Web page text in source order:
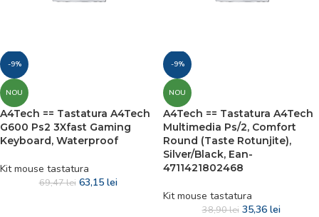
-9%
NOU
A4Tech == Tastatura A4Tech
G600 Ps2 3Xfast Gaming
Keyboard, Waterproof
Kit mouse tastatura
69,47lei 63,15 lei
-9%
NOU
A4Tech == Tastatura A4Tech
Multimedia Ps/2, Comfort
Round (Taste Rotunjite),
Silver/Black, Ean-
4711421802468
Kit mouse tastatura
38,90lei 35,36 lei